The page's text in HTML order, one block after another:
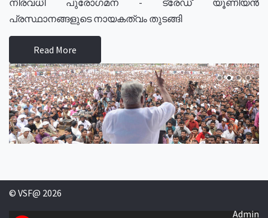
പ്രസ്ഥാനങ്ങളുടെ നായകത്വം തുടങ്ങി
Read More
© VSF@ 2026
Admin